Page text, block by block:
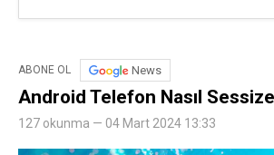
ABONE OL News
Android Telefon Nasıl Sessize
127 okunma — 04 Mart 2024 13:33